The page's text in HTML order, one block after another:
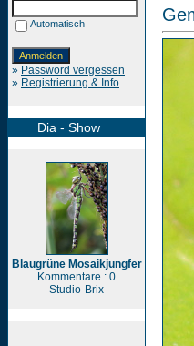
Automatisch
» Password vergessen
» Registrierung & Info
Dia - Show
Blaugrüne Mosaikjungfer
Kommentare : 0
Studio-Brix